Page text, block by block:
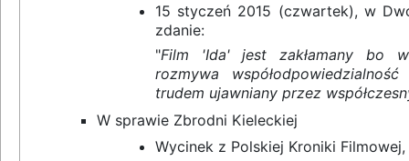
15 styczeń 2015 (czwartek), w
zdanie:
"Film 'Ida' jest zakłamany bo
rozmywa
trudem ujawniany przez
W sprawie Zbrodni Kieleckiej
Wycinek z Polskiej Kroniki